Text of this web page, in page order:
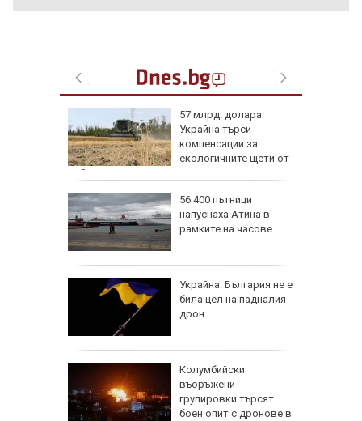
57 млрд. долара:
Украйна търси
компенсации за
екологичните щети от
войната
56 400 пътници
напуснаха Атина в
рамките на часове
Украйна: България не е
била цел на падналия
дрон
Колумбийски
въоръжени
групировки търсят
боен опит с дронове в